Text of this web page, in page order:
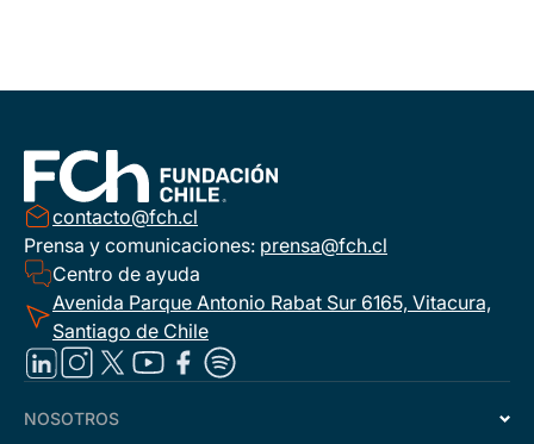
contacto@fch.cl
Prensa y comunicaciones: prensa@fch.cl
Centro de ayuda
Avenida Parque Antonio Rabat Sur 6165, Vitacura,
Santiago de Chile
NOSOTROS